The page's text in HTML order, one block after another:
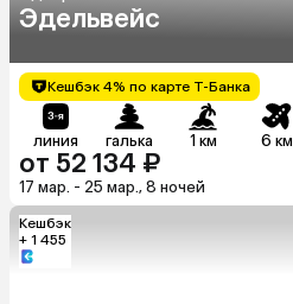
Эдельвейс
Кешбэк 4% по карте Т-Банка
линия галька 1 км 6 км
от 52 134 ₽
17 мар. - 25 мар., 8 ночей
Кешбэк
+ 1 455